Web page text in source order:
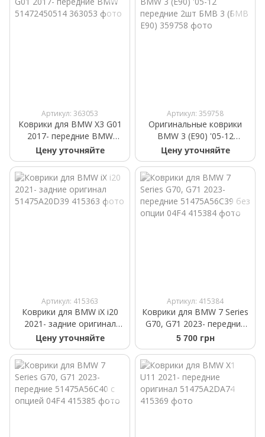
Артикул: 363053
Коврики для BMW X3 G01
2017- передние BMW
51472450514
Цену уточняйте
Артикул: 359758
Оригинальные коврики
BMW 3 (E90) '05-12
передние 2шт БМВ 3 (БМВ
Е90)
Цену уточняйте
Артикул: 415363
Коврики для BMW iX i20
2021- задние оригинал
51475A20D39
Цену уточняйте
Артикул: 415384
Коврики для BMW 7 Series
G70, G71 2023- передние
51475A56C39 без опции
04F4
5 700 грн